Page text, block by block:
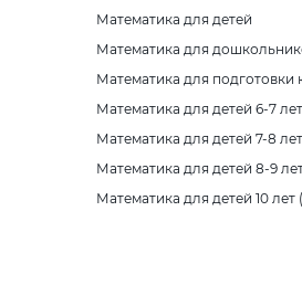
Математика для детей
Математика для
Математика для подготовки
Математика для детей 6-7 лет
Математика для детей 7-8
Математика для детей 8-9
Математика для детей 10 лет